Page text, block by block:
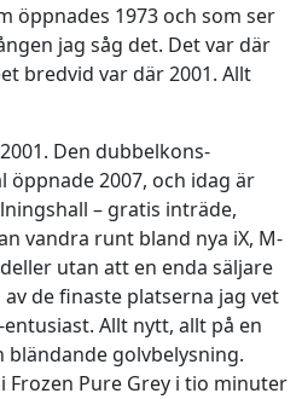
öppnades 1973 och som ser
jag såg det. Det var där
bredvid var där 2001. Allt
Den dubbelkons-
öppnade 2007, och idag är
– gratis inträde,
vandra runt bland nya iX, M-
utan att en enda säljare
de finaste platserna jag vet
Allt nytt, allt på en
bländande golvbelysning.
Frozen Pure Grey i tio minuter